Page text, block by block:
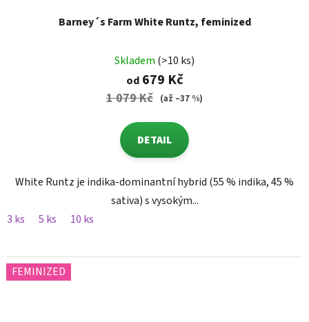
Barney´s Farm White Runtz, feminized
Skladem (>10 ks)
od679 Kč
1 079 Kč (až –37 %)
DETAIL
White Runtz je indika-dominantní hybrid (55 % indika, 45 %
sativa) s vysokým...
3 ks
5 ks 10 ks
FEMINIZED